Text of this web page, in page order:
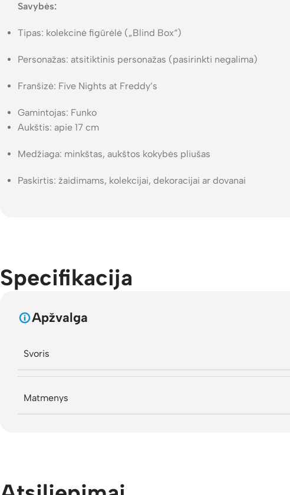
Savybės:
Tipas: kolekcinė figūrėlė („Blind Box“)
Personažas: atsitiktinis personažas (pasirinkti negalima)
Franšizė: Five Nights at Freddy’s
Gamintojas: Funko
Aukštis: apie 17 cm
Medžiaga: minkštas, aukštos kokybės pliušas
Paskirtis: žaidimams, kolekcijai, dekoracijai ar dovanai
Specifikacija
Apžvalga
Svoris
Matmenys